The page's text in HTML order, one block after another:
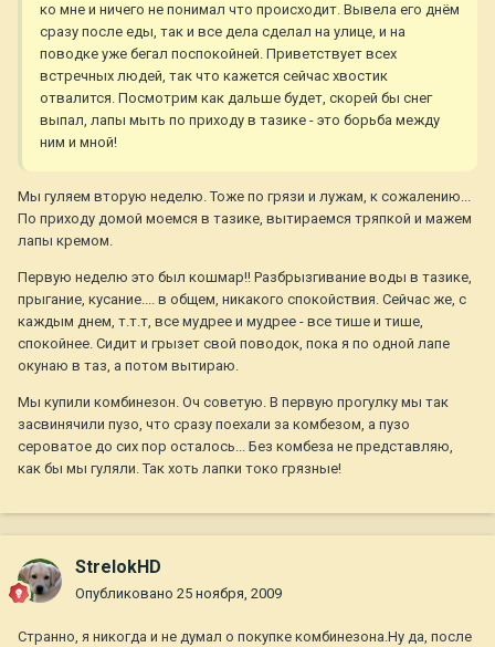
ко мне и ничего не понимал что происходит. Вывела его днём
сразу после еды, так и все дела сделал на улице, и на
поводке уже бегал поспокойней. Приветствует всех
встречных людей, так что кажется сейчас хвостик
отвалится. Посмотрим как дальше будет, скорей бы снег
выпал, лапы мыть по приходу в тазике - это борьба между
ним и мной!
Мы гуляем вторую неделю. Тоже по грязи и лужам, к сожалению...
По приходу домой моемся в тазике, вытираемся тряпкой и мажем
лапы кремом.
Первую неделю это был кошмар!! Разбрызгивание воды в тазике,
прыгание, кусание.... в общем, никакого спокойствия. Сейчас же, с
каждым днем, т.т.т, все мудрее и мудрее - все тише и тише,
спокойнее. Сидит и грызет свой поводок, пока я по одной лапе
окунаю в таз, а потом вытираю.
Мы купили комбинезон. Оч советую. В первую прогулку мы так
засвинячили пузо, что сразу поехали за комбезом, а пузо
сероватое до сих пор осталось... Без комбеза не представляю,
как бы мы гуляли. Так хоть лапки токо грязные!
StrelokHD
Опубликовано 25 ноября, 2009
Странно, я никогда и не думал о покупке комбинезона.Ну да, после